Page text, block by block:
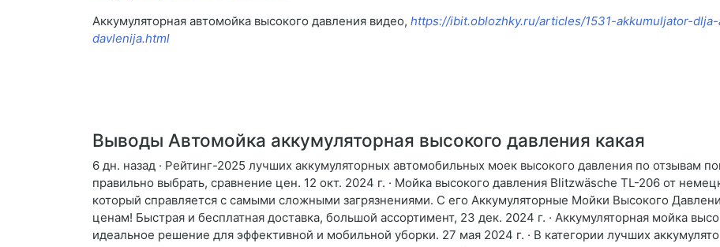
Аккумуляторная автомойка высокого давления видео, https://ibit.oblozhky.ru/articles/1531-akkumuljator-
davlenija.html
Выводы Автомойка аккумуляторная высокого давления какая
6 дн. назад · Рейтинг-2025 лучших аккумуляторных автомобильных моек высокого давления по отзывам
правильно выбрать, сравнение цен. 12 окт. 2024 г. · Мойка высокого давления Blitzwäsche TL-206 от
который справляется с самыми сложными загрязнениями. С его Аккумуляторные Мойки Высокого
ценам! Быстрая и бесплатная доставка, большой ассортимент, 23 дек. 2024 г. · Аккумуляторная мойка
идеальное решение для эффективной и мобильной уборки. 27 мая 2024 г. · В категории лучших